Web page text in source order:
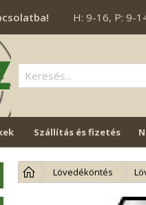
H: 9-16, P: 9-
Szállítás és fizetés
Lövedéköntés